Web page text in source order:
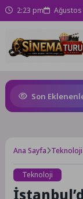
2:23 pm Ağustos
Son
Konya’da Bisiklet
Ana Sayfa Teknoloji
Teknoloji